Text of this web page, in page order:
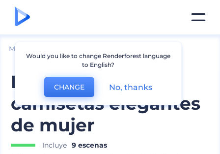
Mockups
Mockups de
camisetas elegantes
de mujer
Incluye 9 escenas
Would you like to change Renderforest language
to English?
CHANGE No, thanks